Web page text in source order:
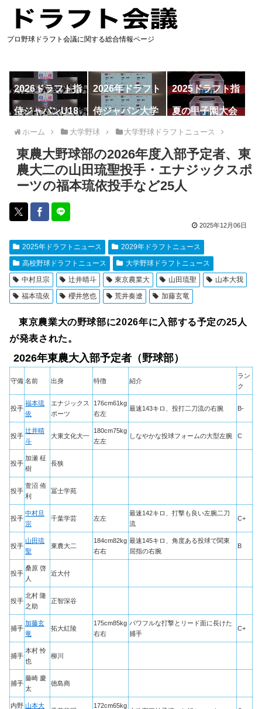
プロ野球ドラフト会議に関する総合情報ページ
2026ドラフト指
名予想
2026年ドラフト
候補
2025ドラフト指
名一覧
侍ジャパンU18
代表
侍ジャパン大学
代表
夏の甲子園大会
ホーム 大学野球 大学野球ドラフトニュース
東農大野球部の2026年度入部予定者、東
農大二の山田琉聖投手・エナジックスポ
ーツの福本琉依投手など25人
2025年12月06日
2025年ドラフトニュース
2029年ドラフトニュース
高校野球ドラフトニュース
大学野球ドラフトニュース
中村旦宗
辻井晴斗 東京農業大 山田琉聖
山本大我
福本琉依
櫻井悠也 荒井奏遼 加藤玄竜
東京農業大の野球部に2026年に入部する予定の25人
が発表された。
2026年東農大入部予定者（野球部）
守備 名前 出身 特徴 紹介
ラン
ク
投手
福本琉
依
エナジックス
ポーツ
176cm61kg
右左
最速143キロ、投打二刀流の右腕 B-
投手
辻井晴
斗
大東文化大一
180cm75kg
左左
しなやかな投球フォームの大型左腕 C
投手
加瀬 柾
樹
長狭
投手
萱沼 侑
利
冨士学苑
投手
中村旦
宗
千葉学芸 左左
最速142キロ、打撃も良い左腕二刀
流
C+
投手
山田琉
聖
東農大二
184cm82kg
右右
最速145キロ、角度ある投球で関東
屈指の右腕
B
投手
桑原 啓
人
近大付
投手
北村 隆
之助
正智深谷
捕手
加藤玄
竜
拓大紅陵
175cm85kg
右右
パワフルな打撃とリード面に長けた
捕手
C+
捕手
本村 怜
也
柳川
捕手
藤崎 慶
太
徳島商
内野 山本大
172cm65kg